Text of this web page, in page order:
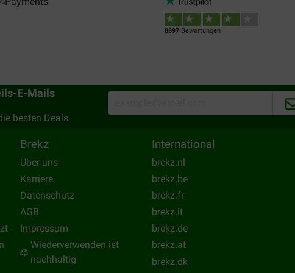
m’avait conseillé ce produit et c’est très
Lieferung:
8897Bewertungen
E-Mails
besten Deals
Brekz
Über uns
Karriere
Datenschutz
AGB
Impressum
Wiederverwenden ist
nachhaltig
International
brekz.nl
brekz.be
brekz.fr
brekz.it
brekz.de
brekz.at
brekz.dk